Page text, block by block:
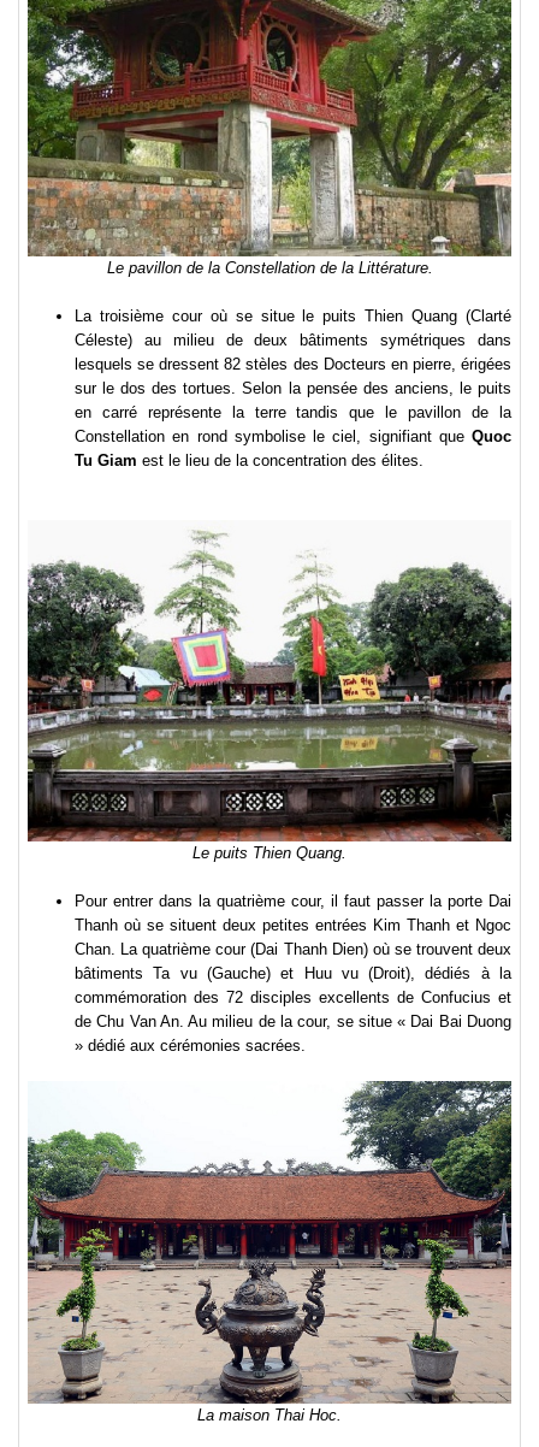
Le pavillon de la Constellation de la Littérature.
La troisième cour où se situe le puits Thien Quang (Clarté
Céleste) au milieu de deux bâtiments symétriques dans
lesquels se dressent 82 stèles des Docteurs en pierre, érigées
sur le dos des tortues. Selon la pensée des anciens, le puits
en carré représente la terre tandis que le pavillon de la
Constellation en rond symbolise le ciel, signifiant que Quoc
Tu Giam est le lieu de la concentration des élites.
Le puits Thien Quang.
Pour entrer dans la quatrième cour, il faut passer la porte Dai
Thanh où se situent deux petites entrées Kim Thanh et Ngoc
Chan. La quatrième cour (Dai Thanh Dien) où se trouvent deux
bâtiments Ta vu (Gauche) et Huu vu (Droit), dédiés à la
commémoration des 72 disciples excellents de Confucius et
de Chu Van An. Au milieu de la cour, se situe « Dai Bai Duong
» dédié aux cérémonies sacrées.
La maison Thai Hoc.